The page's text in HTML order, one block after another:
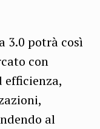
3.0 potrà così
con
efficienza,
al